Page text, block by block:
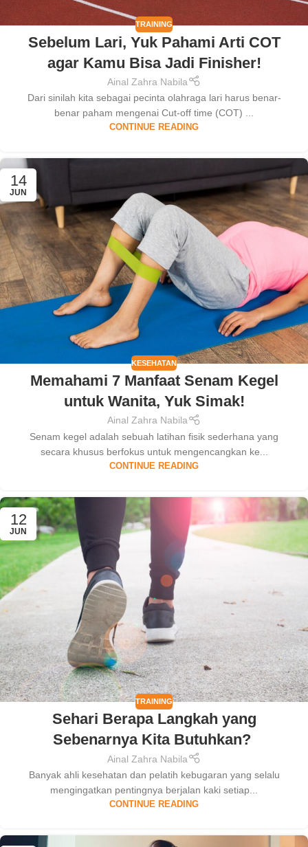
TRAINING
Sebelum Lari, Yuk Pahami Arti COT
agar Kamu Bisa Jadi Finisher!
Ainal Zahra Nabila
Dari sinilah kita sebagai pecinta olahraga lari harus benar-
benar paham mengenai Cut-off time (COT) ...
CONTINUE READING
14
JUN
KESEHATAN
Memahami 7 Manfaat Senam Kegel
untuk Wanita, Yuk Simak!
Ainal Zahra Nabila
Senam kegel adalah sebuah latihan fisik sederhana yang
secara khusus berfokus untuk mengencangkan ke...
CONTINUE READING
12
JUN
TRAINING
Sehari Berapa Langkah yang
Sebenarnya Kita Butuhkan?
Ainal Zahra Nabila
Banyak ahli kesehatan dan pelatih kebugaran yang selalu
mengingatkan pentingnya berjalan kaki setiap...
CONTINUE READING